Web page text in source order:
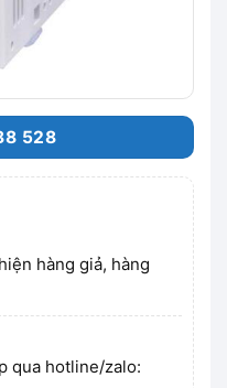
528
hàng giả, hàng
qua hotline/zalo: